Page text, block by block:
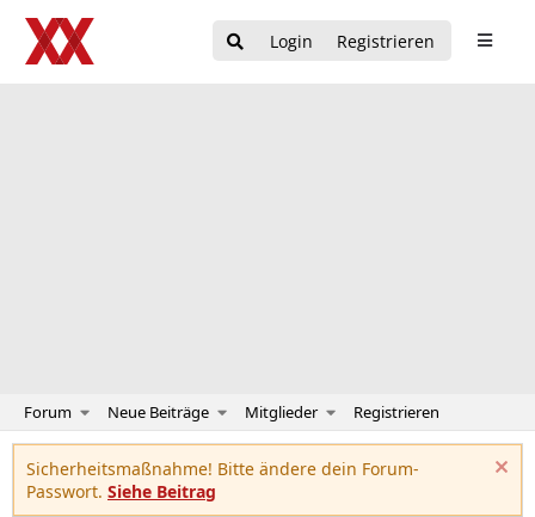
Login Registrieren
Forum Neue Beiträge Mitglieder Registrieren
Sicherheitsmaßnahme! Bitte ändere dein Forum-
Passwort. Siehe Beitrag